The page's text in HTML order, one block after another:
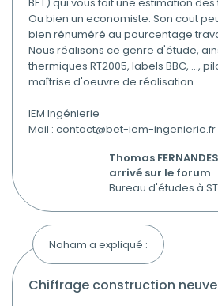
Ou bien un economiste. Son cout
bien rénuméré au pourcentage
Nous réalisons ce genre d'étude,
thermiques RT2005, labels BBC, ...,
maîtrise d'oeuvre de réalisation.
IEM Ingénierie
Mail : contact@bet-iem-ingenierie.fr
Thomas
arrivé sur le forum
Bureau d'études à
Noham a expliqué :
chiffrage construction neuve